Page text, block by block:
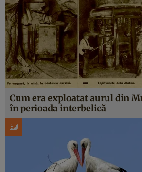
Cum era exploatat aurul din
în perioada interbelică